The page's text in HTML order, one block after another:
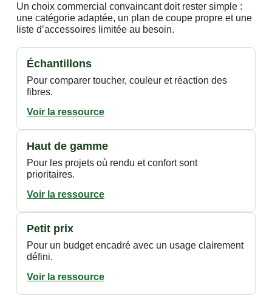
Un choix commercial convaincant doit rester simple :
une catégorie adaptée, un plan de coupe propre et une
liste d’accessoires limitée au besoin.
Échantillons
Pour comparer toucher, couleur et réaction des
fibres.
Voir la ressource
Haut de gamme
Pour les projets où rendu et confort sont
prioritaires.
Voir la ressource
Petit prix
Pour un budget encadré avec un usage clairement
défini.
Voir la ressource